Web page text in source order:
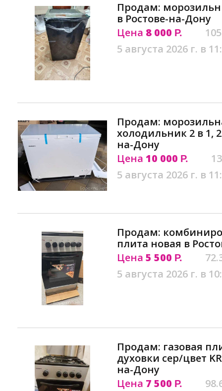
Продам:
в Ростове-на-Дону
Цена 8 000 Р.
5 августа 2026 г. в
Продам:
холодильник 2 в 1,
на-Дону
Цена 10 000 Р.
5 августа 2026 г. в
Продам:
плита новая в
Цена 5 500 Р.
5 августа 2026 г. в
Продам: газовая
духовки сер/цвет
на-Дону
Цена 7 500 Р.